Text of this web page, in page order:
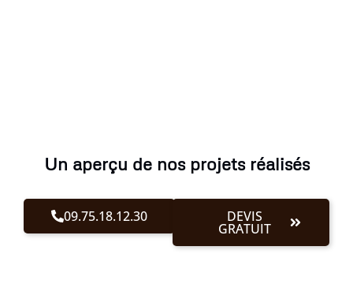
Un aperçu de nos projets réalisés
09.75.18.12.30 DEVIS
GRATUIT